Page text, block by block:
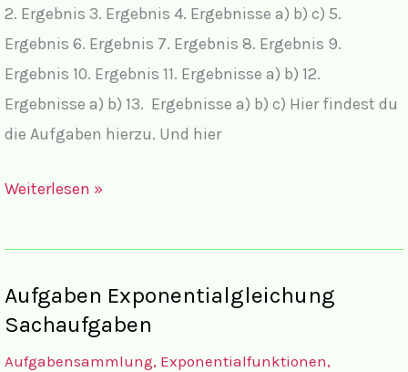
2. Ergebnis 3. Ergebnis 4. Ergebnisse a) b) c) 5.
Ergebnis 6. Ergebnis 7. Ergebnis 8. Ergebnis 9.
Ergebnis 10. Ergebnis 11. Ergebnisse a) b) 12.
Ergebnisse a) b) 13. Ergebnisse a) b) c) Hier findest du
die Aufgaben hierzu. Und hier
Lösungen
Parameter
Weiterlesen »
Aufgaben Exponentialgleichung
Sachaufgaben
Aufgabensammlung, Exponentialfunktionen,